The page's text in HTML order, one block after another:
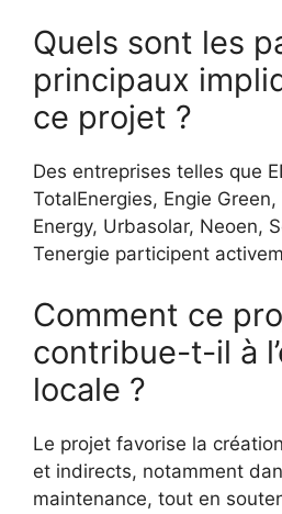
Quels sont les
principaux
ce projet ?
Des entreprises telles que
TotalEnergies, Engie
Energy, Urbasolar, Neoen,
Tenergie participent
Comment ce
contribue-t-il à
locale ?
Le projet favorise la
et indirects, notamment
maintenance, tout en